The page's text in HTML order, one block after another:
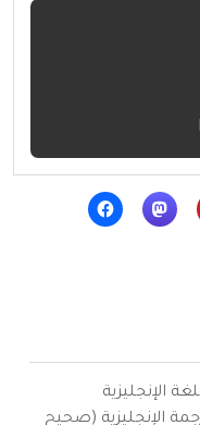
الإنجليزية
الإنجليزية (صحيح